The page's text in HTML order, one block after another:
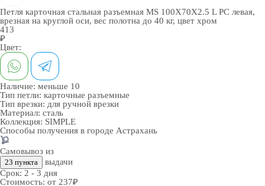
Петля карточная стальная разъемная MS 100X70X2.5 L PC левая,
врезная на круглой оси, вес полотна до 40 кг, цвет хром
413
₽
Цвет:
Наличие: меньше 10
Тип петли: карточные разъемные
Тип врезки: для ручной врезки
Материал: сталь
Коллекция: SIMPLE
Способы получения в городе Астрахань
Самовывоз из
23 пункта
выдачи
Срок: 2 - 3 дня
Стоимость: от 237₽